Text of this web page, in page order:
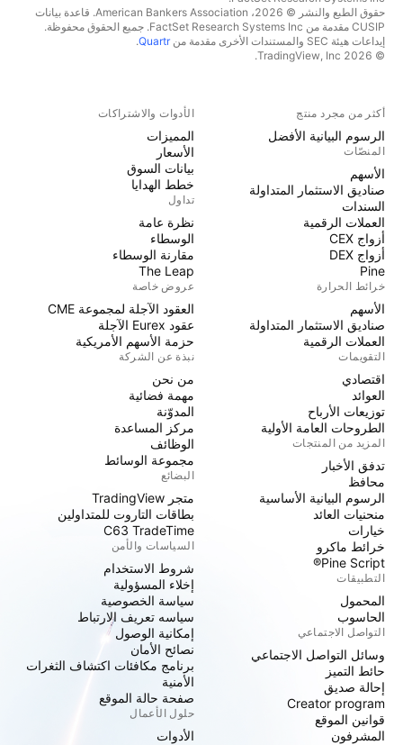
حقوق الطبع والنشر © 2026، American Bankers Association. قاعدة بيانات
CUSIP مقدمة من FactSet Research Systems Inc. جميع الحقوق محفوظة.
إيداعات هيئة SEC والمستندات الأخرى مقدمة من
Quartr
.
© 2026 TradingView, Inc.
أكثر من مجرد منتج
الرسوم البيانية الأفضل
المنصّات
الأسهم
صناديق الاستثمار المتداولة
السندات
العملات الرقمية
أزواج CEX
أزواج DEX
Pine
خرائط الحرارة
الأسهم
صناديق الاستثمار المتداولة
العملات الرقمية
التقويمات
اقتصادي
العوائد
توزيعات الأرباح
الطروحات العامة الأولية
المزيد من المنتجات
تدفق الأخبار
محافظ
الرسوم البيانية الأساسية
منحنيات العائد
خيارات
خرائط ماكرو
Pine Script®
التطبيقات
المحمول
الحاسوب
التواصل الاجتماعي
وسائل التواصل الاجتماعي
حائط التميز
إحالة صديق
Creator program
قوانين الموقع
المشرفون
الأدوات والاشتراكات
المميزات
الأسعار
بيانات السوق
خطط الهدايا
تداول
نظرة عامة
الوسطاء
مقارنة الوسطاء
The Leap
عروض خاصة
العقود الآجلة لمجموعة CME
عقود Eurex الآجلة
حزمة الأسهم الأمريكية
نبذة عن الشركة
من نحن
مهمة فضائية
المدوّنة
مركز المساعدة
الوظائف
مجموعة الوسائط
البضائع
متجر TradingView
بطاقات التاروت للمتداولين
C63 TradeTime
السياسات والأمن
شروط الاستخدام
إخلاء المسؤولية
سياسة الخصوصية
سياسه تعريف الارتباط
إمكانية الوصول
نصائح الأمان
برنامج مكافئات اكتشاف الثغرات
الأمنية
صفحة حالة الموقع
حلول الأعمال
الأدوات